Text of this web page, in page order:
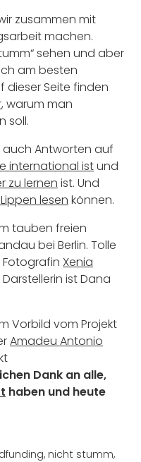
zusammen mit
machen.
sehen und aber
am besten
dieser Seite finden
, warum man
soll.
auch Antworten auf
international istund
zu lernen ist. Und
lesen können.
tauben freien
bei Berlin. Tolle
Xenia
ist Dana
Vorbild vom Projekt
Amadeu Antonio
Dank an alle,
haben und heute
, nicht stumm,